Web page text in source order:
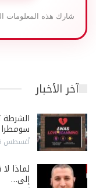
شارك هذه المعلومات
آخر الأخبار
أغسطس 6, 2026
لماذا
إلى…